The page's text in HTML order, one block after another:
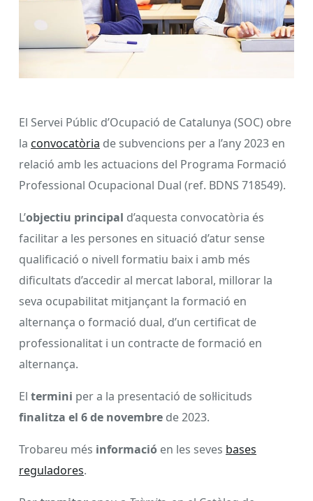
El Servei Públic d’Ocupació de Catalunya (SOC) obre
la convocatòria de subvencions per a l’any 2023 en
relació amb les actuacions del Programa Formació
Professional Ocupacional Dual (ref. BDNS 718549).
L’objectiu principal d’aquesta convocatòria és
facilitar a les persones en situació d’atur sense
qualificació o nivell formatiu baix i amb més
dificultats d’accedir al mercat laboral, millorar la
seva ocupabilitat mitjançant la formació en
alternança o formació dual, d’un certificat de
professionalitat i un contracte de formació en
alternança.
El termini per a la presentació de sol·licituds
finalitza el 6 de novembre de 2023.
Trobareu més informació en les seves bases
reguladores.